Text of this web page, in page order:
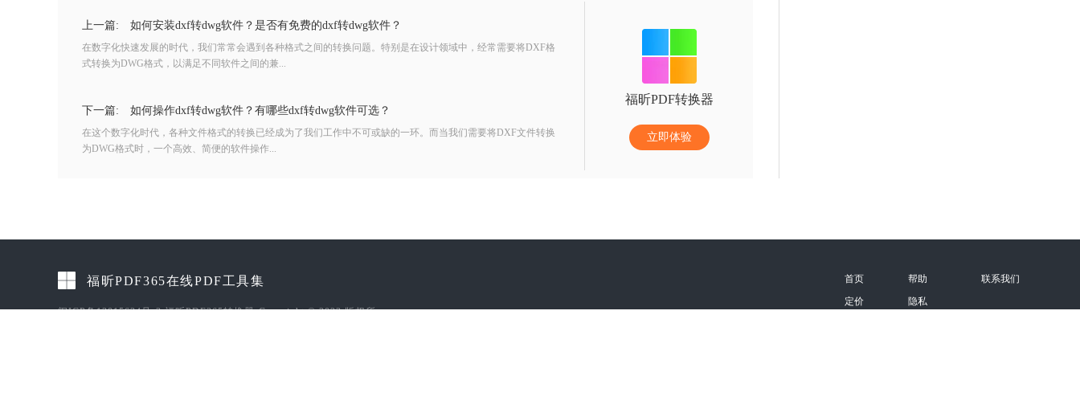
上一篇: 如何安装dxf转dwg软件？是否有免费的dxf转dwg软件？
在数字化快速发展的时代，我们常常会遇到各种格式之间的转换问题。特别是在设计领域中，经常需要将DXF格
式转换为DWG格式，以满足不同软件之间的兼...
下一篇: 如何操作dxf转dwg软件？有哪些dxf转dwg软件可选？
在这个数字化时代，各种文件格式的转换已经成为了我们工作中不可或缺的一环。而当我们需要将DXF文件转换
为DWG格式时，一个高效、简便的软件操作...
福昕PDF转换器
立即体验
福昕PDF365在线PDF工具集
闽ICP备13015634号-3 福昕PDF365转换器-Copyright © 2023 版权所
首页
定价
帮助
隐私
联系我们